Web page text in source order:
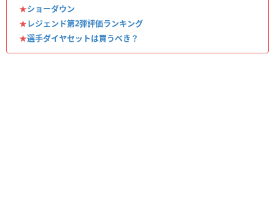
★ショーダウン
★レジェンド第2弾評価ランキング
★選手ダイヤセットは買うべき？